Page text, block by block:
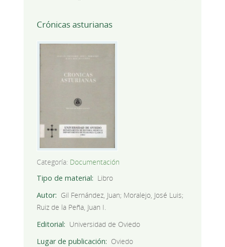
Crónicas asturianas
Categoría: Documentación
Tipo de material
Libro
Autor
Gil Fernández, Juan; Moralejo, José Luis;
Ruiz de la Peña, Juan I.
Editorial
Universidad de Oviedo
Lugar de publicación
Oviedo